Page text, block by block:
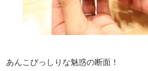
あんこびっしりな魅惑の断面！